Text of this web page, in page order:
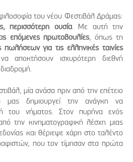
του νέου Φεστιβάλ Δράμας:
περισσότερη ουσία. Με αυτή την
επόμενες πρωτοβουλίες, όπως τη
πωλήσεων για τις ελληνικές ταινίες
αποκτήσουν ισχυρότερη διεθνή
μία ανάσα πριν από την επέτειο
δημιουργεί την ανάγκη να
του νήματος. Στον πυρήνα ενός
την κινηματογραφική λέσχη μιας
και θέριεψε χάρη στο ταλέντο
που τον τίμησαν στα πρώτα